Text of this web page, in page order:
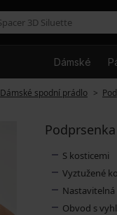
Dámské
Dámské spodní prádlo
S kosticemi
Vyztužené
Obvod s